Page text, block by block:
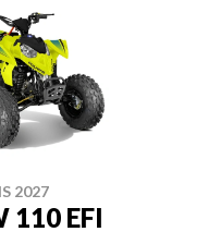
2027
110 EFI